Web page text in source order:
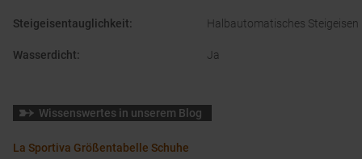
Steigeisentauglichkeit: Halbautomatisches Steigeisen
Wasserdicht: Ja
Wissenswertes in unserem Blog
La Sportiva Größentabelle Schuhe